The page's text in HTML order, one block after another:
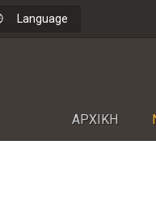
Language
ΑΡΧΙΚΗ